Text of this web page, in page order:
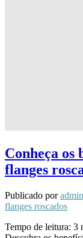
Conheça os
flanges
Publicado poradmin
flanges roscados
Tempo de leitura: 3